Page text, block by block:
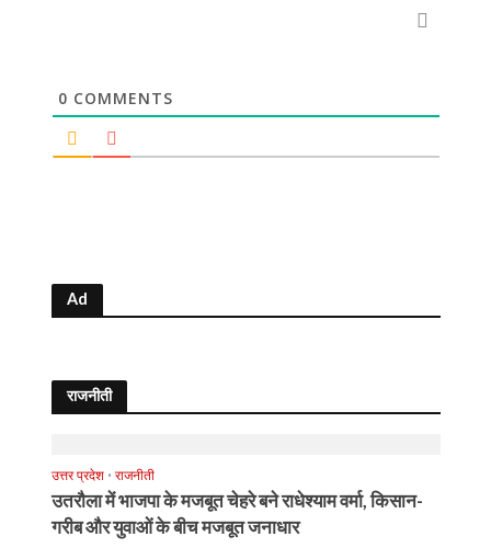
0 COMMENTS
Ad
राजनीती
उत्तर प्रदेश • राजनीती
उतरौला में भाजपा के मजबूत चेहरे बने राधेश्याम वर्मा, किसान-
गरीब और युवाओं के बीच मजबूत जनाधार